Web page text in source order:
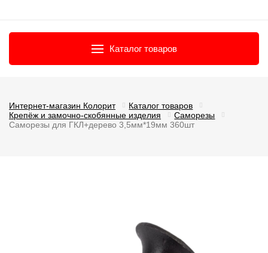
Каталог товаров
Интернет-магазин Колорит
Каталог товаров
Крепёж и замочно-скобянные изделия
Саморезы
Саморезы для ГКЛ+дерево 3,5мм*19мм 360шт